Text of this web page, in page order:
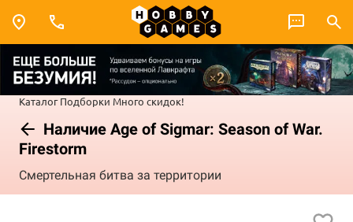
Каталог Подборки Много скидок!
Наличие Age of Sigmar: Season of War.
Firestorm
Смертельная битва за территории